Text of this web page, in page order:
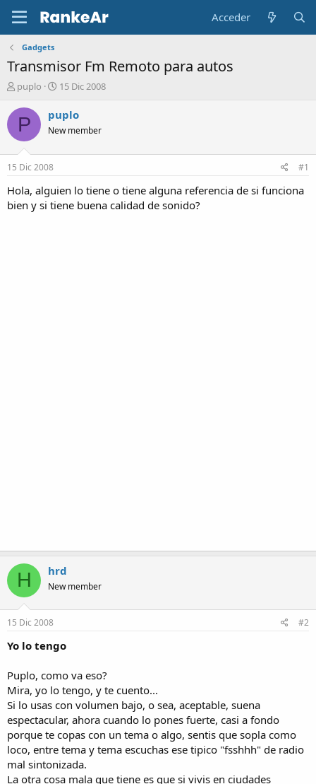
Acceder
Gadgets
Transmisor Fm Remoto para autos
A
t
o
r
puplo
F
c
h
a
n
c
15 Dic 2008
P puplo
New member
15 Dic 2008 #1
Hola, alguien lo tiene o tiene alguna referencia de si funciona
bien y si tiene buena calidad de sonido?
H hrd
New member
15 Dic 2008 #2
Yo lo tengo
Puplo, como va eso?
Mira, yo lo tengo, y te cuento...
Si lo usas con volumen bajo, o sea, aceptable, suena
espectacular, ahora cuando lo pones fuerte, casi a fondo
porque te copas con un tema o algo, sentis que sopla como
loco, entre tema y tema escuchas ese tipico "fsshhh" de radio
mal sintonizada.
La otra cosa mala que tiene es que si vivis en ciudades